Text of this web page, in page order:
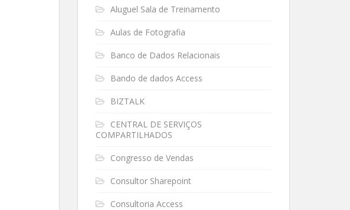
Aluguel Sala de Treinamento
Aulas de Fotografia
Banco de Dados Relacionais
Bando de dados Access
BIZTALK
CENTRAL DE SERVIÇOS
COMPARTILHADOS
Congresso de Vendas
Consultor Sharepoint
Consultoria Access